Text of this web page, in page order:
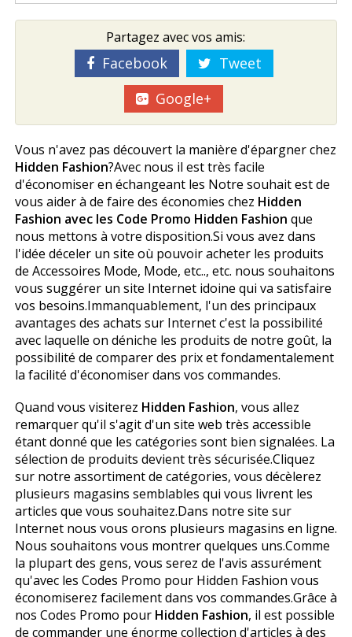
Partagez avec vos amis:
Facebook
Tweet
Google+
Vous n'avez pas découvert la manière d'épargner chez
Hidden Fashion?Avec nous il est très facile
d'économiser en échangeant les Notre souhait est de
vous aider à de faire des économies chez Hidden
Fashion avec les Code Promo Hidden Fashion que
nous mettons à votre disposition.Si vous avez dans
l'idée déceler un site où pouvoir acheter les produits
de Accessoires Mode, Mode, etc.., etc. nous souhaitons
vous suggérer un site Internet idoine qui va satisfaire
vos besoins.Immanquablement, l'un des principaux
avantages des achats sur Internet c'est la possibilité
avec laquelle on déniche les produits de notre goût, la
possibilité de comparer des prix et fondamentalement
la facilité d'économiser dans vos commandes.
Quand vous visiterez Hidden Fashion, vous allez
remarquer qu'il s'agit d'un site web très accessible
étant donné que les catégories sont bien signalées. La
sélection de produits devient très sécurisée.Cliquez
sur notre assortiment de catégories, vous décèlerez
plusieurs magasins semblables qui vous livrent les
articles que vous souhaitez.Dans notre site sur
Internet nous vous offrons plusieurs magasins en ligne.
Nous souhaitons vous montrer quelques uns.Comme
la plupart des gens, vous serez de l'avis assurément
qu'avec les Codes Promo pour Hidden Fashion vous
économiserez facilement dans vos commandes.Grâce à
nos Codes Promo pour Hidden Fashion, il est possible
de commander une énorme collection d'articles à des